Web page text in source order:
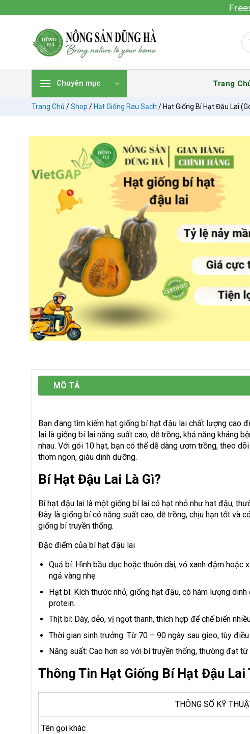
đến
Chuyên mục Trang
Trang Chủ /Shop / Hạt Giống Rau Sạch / Hạt Giống Bí Hạt Đậu Lai
MÔ TẢ
Bạn đang tìm kiếm hạt giống bí hạt đậu lai chất lượng cao
lai là giống bí lai năng suất cao, dễ trồng, khả năng kháng
nhau. Với gói 10 hạt, bạn có thể dễ dàng ươm trồng, theo
thơm ngon, giàu dinh dưỡng.
Bí Hạt Đậu Lai Là Gì?
Bí hạt đậu lai là một giống bí lai có hạt nhỏ như hạt đậu,
Đây là giống bí có năng suất cao, dễ trồng, chịu hạn tốt và
giống bí truyền thống.
Đặc điểm của bí hạt đậu lai
Quả bí: Hình bầu dục hoặc thuôn dài, vỏ xanh đậm hoặc
ngả vàng nhẹ.
Hạt bí: Kích thước nhỏ, giống hạt đậu, có hàm lượng
protein.
Thịt bí: Dày, dẻo, vị ngọt thanh, thích hợp để chế biến
Thời gian sinh trưởng: Từ 70 – 90 ngày sau gieo, tùy
Năng suất: Cao hơn so với bí truyền thống, thường đạt
Thông Tin Hạt Giống Bí Hạt Đậu Lai
THÔNG SỐ KỸ
Tên gọi khác